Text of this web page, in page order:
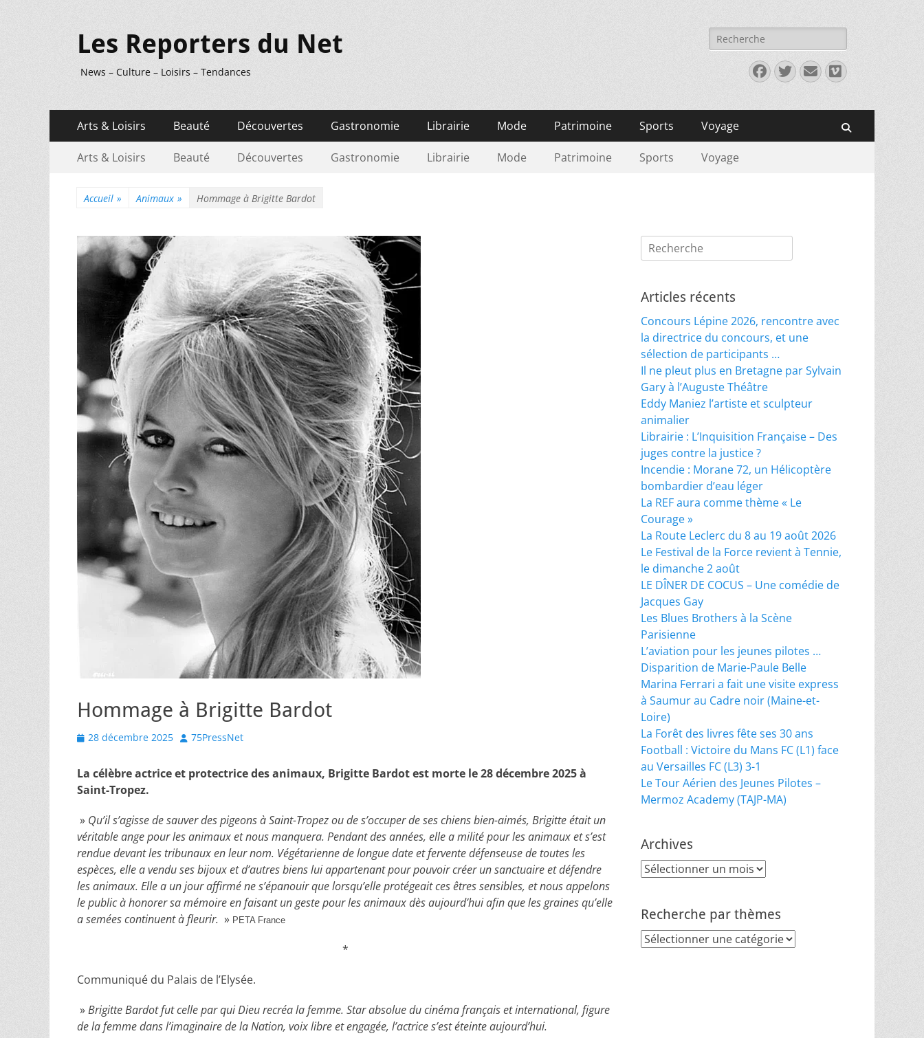
Les Reporters du Net
News – Culture – Loisirs – Tendances
Rechercher :
Facebook
Twitter
E-
mail
Vimeo
Menu
principal
contenu
Arts & Loisirs Beauté Découvertes Gastronomie Librairie Mode Patrimoine Sports Voyage
Menu
Arts & Loisirs Beauté Découvertes Gastronomie Librairie Mode Patrimoine Sports Voyage
Accueil » Animaux » Hommage à Brigitte Bardot
Hommage à Brigitte Bardot
Posted
28 décembre 2025 Author
75PressNet
La célèbre actrice et protectrice des animaux, Brigitte Bardot est morte le 28 décembre 2025 à
Saint-Tropez.
» Qu’il s’agisse de sauver des pigeons à Saint-Tropez ou de s’occuper de ses chiens bien-aimés, Brigitte était un
véritable ange pour les animaux et nous manquera. Pendant des années, elle a milité pour les animaux et s’est
rendue devant les tribunaux en leur nom. Végétarienne de longue date et fervente défenseuse de toutes les
espèces, elle a vendu ses bijoux et d’autres biens lui appartenant pour pouvoir créer un sanctuaire et défendre
les animaux. Elle a un jour affirmé ne s’épanouir que lorsqu’elle protégeait ces êtres sensibles, et nous appelons
le public à honorer sa mémoire en faisant un geste pour les animaux dès aujourd’hui afin que les graines qu’elle
a semées continuent à fleurir. » PETA France
*
Communiqué du Palais de l’Elysée.
»Brigitte Bardot fut celle par qui Dieu recréa la femme. Star absolue du cinéma français et international, figure
de la femme dans l’imaginaire de la Nation, voix libre et engagée, l’actrice s’est éteinte aujourd’hui.
Rechercher :
Articles récents
Concours Lépine 2026, rencontre avec
la directrice du concours, et une
sélection de participants …
Il ne pleut plus en Bretagne par Sylvain
Gary à l’Auguste Théâtre
Eddy Maniez l’artiste et sculpteur
animalier
Librairie : L’Inquisition Française – Des
juges contre la justice ?
Incendie : Morane 72, un Hélicoptère
bombardier d’eau léger
La REF aura comme thème « Le
Courage »
La Route Leclerc du 8 au 19 août 2026
Le Festival de la Force revient à Tennie,
le dimanche 2 août
LE DÎNER DE COCUS – Une comédie de
Jacques Gay
Les Blues Brothers à la Scène
Parisienne
L’aviation pour les jeunes pilotes …
Disparition de Marie-Paule Belle
Marina Ferrari a fait une visite express
à Saumur au Cadre noir (Maine-et-
Loire)
La Forêt des livres fête ses 30 ans
Football : Victoire du Mans FC (L1) face
au Versailles FC (L3) 3-1
Le Tour Aérien des Jeunes Pilotes –
Mermoz Academy (TAJP-MA)
Archives
Archives
Recherche par thèmes
Recherche